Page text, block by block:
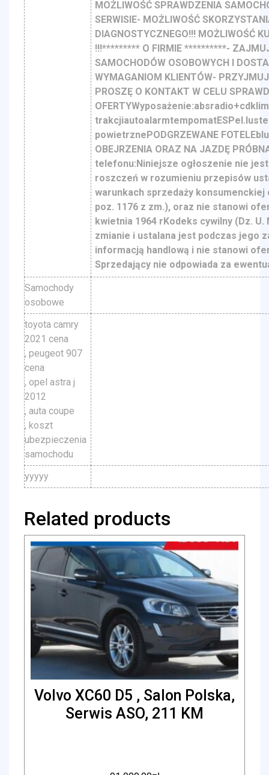
MOŻLIWOŚĆ SPRAWDZENIA
SERWISIE- MOŻLIWOŚĆ
DIAGNOSTYCZNEGO!!! MOŻLIWOŚĆ
!!!********* O FIRMIE **********-
SAMOCHODÓW OSOBOWYCH I
WYMAGANIOM KLIENTÓW-
PROSZĘ O KONTAKT W CELU
powietrznePODGRZEWANE
OBEJRZENIA ORAZ NA JAZDĘ
telefonu:Niniejsze ogłoszenie nie
roszczeń w rozumieniu przepisów
warunkach sprzedaży konsumenckiej
poz. 1176 z zm.), oraz nie stanowi
kwietnia 1964 rKodeks cywilny (Dz.
zmianie i ustalana jest podczas jego
informacją handlową i nie stanowi
Sprzedający nie odpowiada za
Samochody
osobowe
toyota camry
2021 cena
, peugeot 907
cena
, opel astra j
2012
, auta coupe
, koszt
ubezpieczenia
samochodu
yyyyy
Related products
Volvo XC60 D5 , Salon Polska,
Serwis ASO, 211 KM